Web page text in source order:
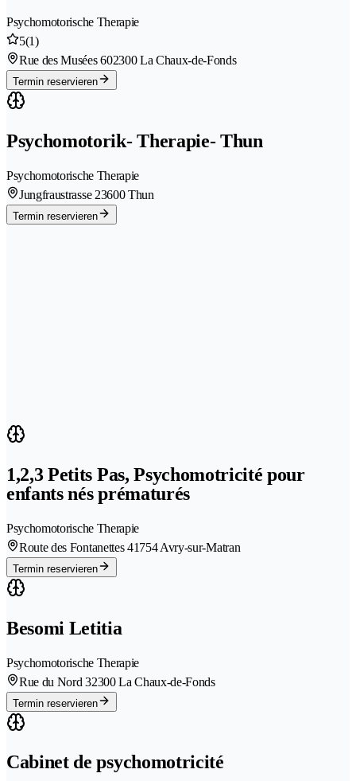
Psychomotorische Therapie
5(1)
Rue des Musées 602300 La Chaux-de-Fonds
Termin reservieren
Psychomotorik- Therapie- Thun
Psychomotorische Therapie
Jungfraustrasse 23600 Thun
Termin reservieren
1,2,3 Petits Pas, Psychomotricité pour
enfants nés prématurés
Psychomotorische Therapie
Route des Fontanettes 41754 Avry-sur-Matran
Termin reservieren
Besomi Letitia
Psychomotorische Therapie
Rue du Nord 32300 La Chaux-de-Fonds
Termin reservieren
Cabinet de psychomotricité